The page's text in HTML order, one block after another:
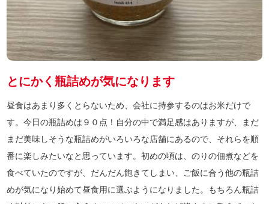
とにかく瓶詰めが気になります
昼食はあまり多くとらないため、会社に持参するのはお米だけで
す。今日の瓶詰めは９０点！自分の中で満足感はありますが、まだ
まだ美味しそうな瓶詰めがいろいろな店舗にあるので、それらを順
番に楽しみたいなと思っています。初めの頃は、のりの佃煮などを
食べていたのですが、だんだん飽きてしまい、ご飯に合う他の瓶詰
めが気になり始めて昼食用に選ぶようになりました。もちろん瓶詰